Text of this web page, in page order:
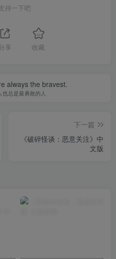
持一下吧
享 收藏
always the bravest.
总是最勇敢的人
下一篇
《破碎怪谈：恶意关注》中
文版